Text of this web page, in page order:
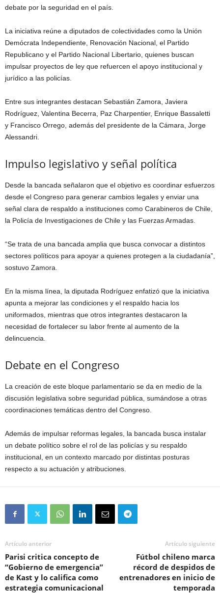
debate por la seguridad en el país.
La iniciativa reúne a diputados de colectividades como la Unión
Demócrata Independiente Renovación Nacional , el Partido
Republicano y el Partido Nacional Libertario, quienes buscan
impulsar proyectos de ley que refuercen el apoyo institucional y
jurídico a las policías.
Entre sus integrantes destacan Sebastián Zamora Javiera
Rodríguez Valentina Becerra Paz Charpentier, Enrique Bassaletti
y Francisco Orrego , además del presidente de la Cámara, Jorge
Alessandri
Impulso legislativo y señal política
Desde la bancada señalaron que el objetivo es coordinar esfuerzos
desde el Congreso para generar cambios legales y enviar una
señal clara de respaldo a instituciones como Carabineros de Chile
la Policía de Investigaciones de Chile y las Fuerzas Armadas.
“Se trata de una bancada amplia que busca convocar a distintos
sectores políticos para apoyar a quienes protegen a la ciudadanía”,
sostuvo Zamora.
En la misma línea, la diputada Rodríguez enfatizó que la iniciativa
apunta a mejorar las condiciones y el respaldo hacia los
uniformados, mientras que otros integrantes destacaron la
necesidad de fortalecer su labor frente al aumento de la
delincuencia.
Debate en el Congreso
La creación de este bloque parlamentario se da en medio de la
discusión legislativa sobre seguridad pública, sumándose a otras
coordinaciones temáticas dentro del Congreso.
Además de impulsar reformas legales, la bancada busca instalar
un debate político sobre el rol de las policías y su respaldo
institucional, en un contexto marcado por distintas posturas
respecto a su actuación y atribuciones.
Artículo anterior
Parisi critica concepto de
“Gobierno de emergencia”
de Kast y lo califica como
estrategia comunicacional
Artículo siguiente
Fútbol chileno marca
récord de despidos de
entrenadores en inicio de
temporada